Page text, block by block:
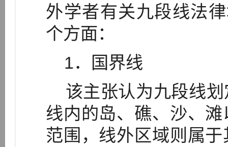
外学者有关九段线法
个方面：
1．国界线
该主张认为九段线划
线内的岛、礁、沙、
范围，线外区域则属